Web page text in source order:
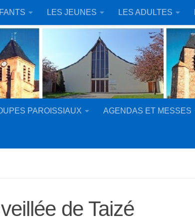
LES JEUNES LES ADULTES
PAROISSIAUX AGENDAS ET MESSES
de Taizé